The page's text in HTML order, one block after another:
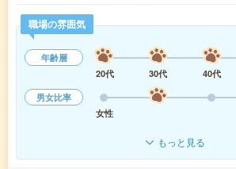
職場の雰囲気
年齢層
20代
30代 40代
男女比率
女性
もっと見る